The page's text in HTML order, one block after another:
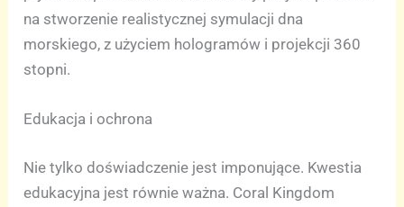
na stworzenie realistycznej symulacji dna
morskiego, z użyciem hologramów i projekcji 360
stopni.
Edukacja i ochrona
Nie tylko doświadczenie jest imponujące. Kwestia
edukacyjna jest równie ważna. Coral Kingdom